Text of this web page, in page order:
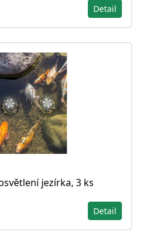
Detail
jezírka, 3 ks
Detail